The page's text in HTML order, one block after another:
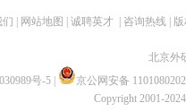
们 网站地图 诚聘英才| 咨询热线|
北京外
号-5
京公网安备
Copyright 2001-